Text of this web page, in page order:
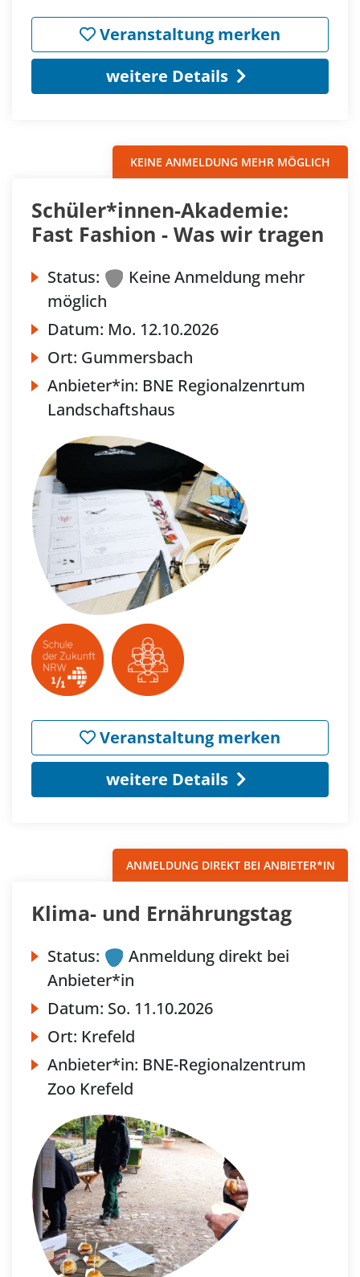
Veranstaltung merken
weitere Details
KEINE ANMELDUNG MEHR MÖGLICH
Schüler*innen-Akademie:
Fast Fashion - Was wir tragen
Status:
Keine Anmeldung mehr
möglich
Datum: Mo. 12.10.2026
Ort: Gummersbach
Anbieter*in: BNE Regionalzenrtum
Landschaftshaus
Veranstaltung merken
weitere Details
ANMELDUNG DIREKT BEI ANBIETER*IN
Klima- und Ernährungstag
Status:
Anmeldung direkt bei
Anbieter*in
Datum: So. 11.10.2026
Ort: Krefeld
Anbieter*in: BNE-Regionalzentrum
Zoo Krefeld